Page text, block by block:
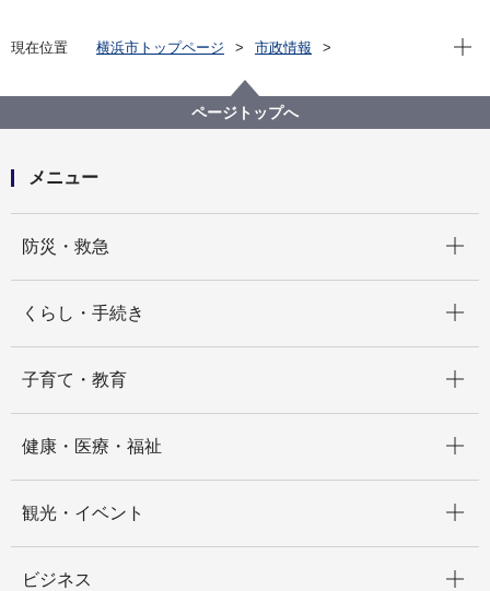
現在位置 横浜市トップページ
市政情報
記者発表 2025年度
教職員の懲戒処分について
現在
ページトップへ
メニュー
防災・救急
くらし・手続き
子育て・教育
健康・医療・福祉
観光・イベント
ビジネス